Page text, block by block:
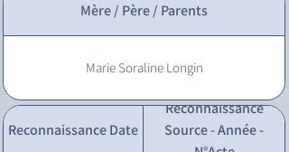
Mère / Père / Parents
Marie Soraline Longin
Reconnaissance Date
Reconnaissance
Source - Année -